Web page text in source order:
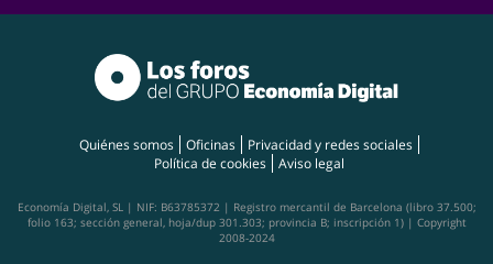
Quiénes somos Oficinas
Privacidad y redes sociales
Política de cookies
Aviso legal
Economía Digital, SL | NIF: B63785372 | Registro mercantil de Barcelona (libro 37.500;
folio 163; sección general, hoja/dup 301.303; provincia B; inscripción 1) | Copyright
2008-2024